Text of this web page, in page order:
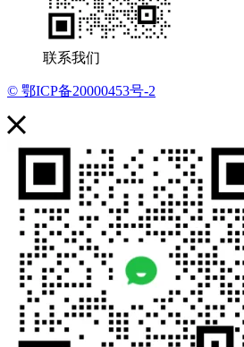
联系我们
© 鄂ICP备20000453号-2